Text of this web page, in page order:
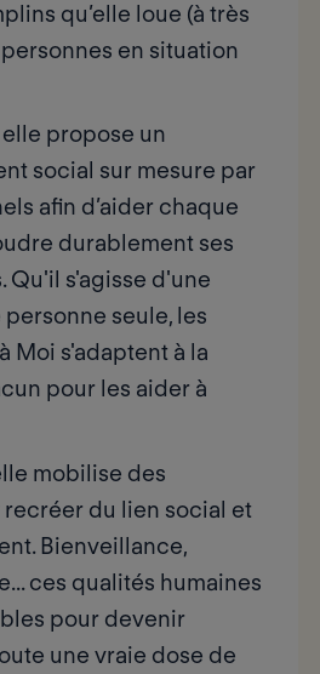
qu’elle loue (à très
en situation
elle propose un
social sur mesure par
afin d’aider chaque
durablement ses
Qu'il s'agisse d'une
seule, les
Moi s'adaptent à la
pour les aider à
mobilise des
du lien social et
Bienveillance,
ces qualités humaines
pour devenir
une vraie dose de